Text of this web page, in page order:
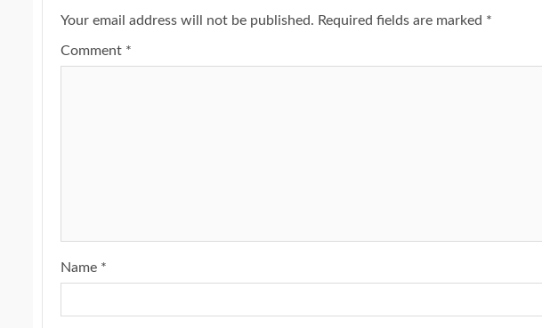
Your email address will not be published. Required fields are marked *
Comment *
Name *